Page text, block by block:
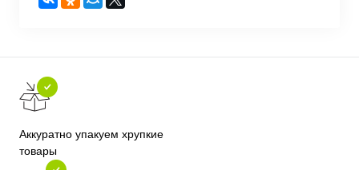
Аккуратно упакуем хрупкие
товары